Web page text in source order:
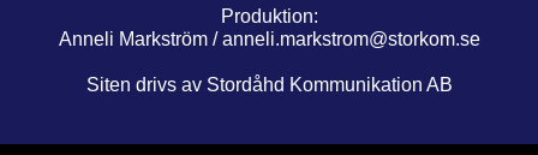
Produktion:
Anneli Markström /anneli.markstrom@storkom.se
Siten drivs av Stordåhd Kommunikation AB